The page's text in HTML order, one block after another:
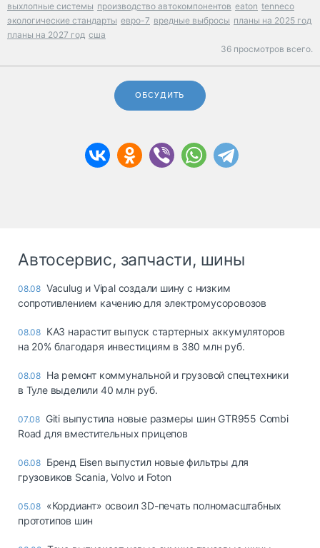
выхлопные системы производство автокомпонентов eaton tenneco
экологические стандарты евро-7 вредные выбросы планы на 2025 год
планы на 2027 год сша
36 просмотров всего.
ОБСУДИТЬ
Автосервис, запчасти, шины
08.08 Vaculug и Vipal создали шину с низким
сопротивлением качению для электромусоровозов
08.08 КАЗ нарастит выпуск стартерных аккумуляторов
на 20% благодаря инвестициям в 380 млн руб.
08.08 На ремонт коммунальной и грузовой спецтехники
в Туле выделили 40 млн руб.
07.08 Giti выпустила новые размеры шин GTR955 Combi
Road для вместительных прицепов
06.08 Бренд Eisen выпустил новые фильтры для
грузовиков Scania, Volvo и Foton
05.08 «Кордиант» освоил 3D-печать полномасштабных
прототипов шин